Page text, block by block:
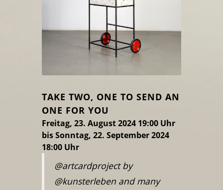
TAKE TWO, ONE TO SEND AN
ONE FOR YOU
Freitag, 23. August 2024 19:00 Uhr
bis Sonntag, 22. September 2024
18:00 Uhr
@artcardproject by
@kunsterleben and many